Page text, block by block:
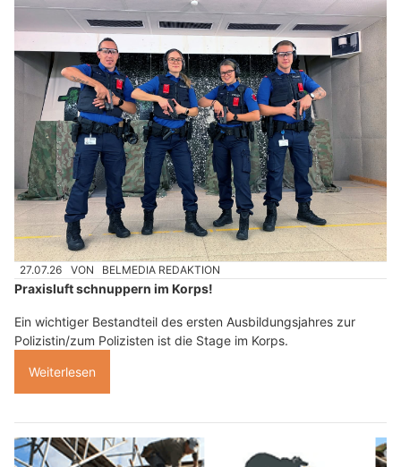
27.07.26 VON BELMEDIA REDAKTION
Praxisluft schnuppern im Korps!
Ein wichtiger Bestandteil des ersten Ausbildungsjahres zur
Polizistin/zum Polizisten ist die Stage im Korps.
Weiterlesen